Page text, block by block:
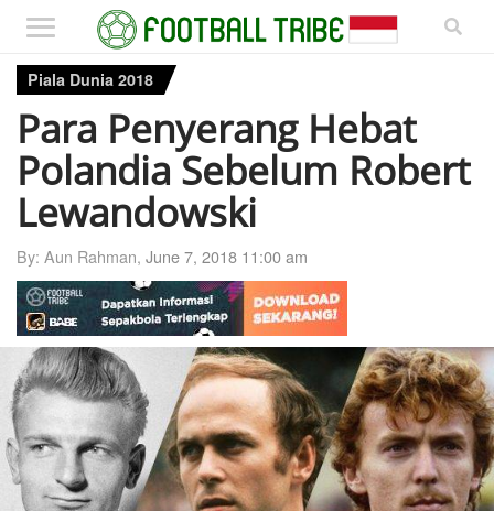
Piala Dunia 2018
Para Penyerang Hebat
Polandia Sebelum Robert
Lewandowski
By: Aun Rahman, June 7, 2018 11:00 am